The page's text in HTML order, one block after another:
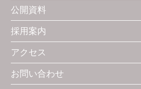
公開資料
採用案内
アクセス
お問い合わせ